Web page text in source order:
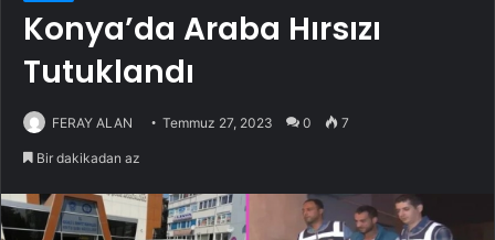
Konya’da Araba Hırsızı
Tutuklandı
FERAY ALAN Temmuz 27, 2023 0 7
Bir dakikadan az